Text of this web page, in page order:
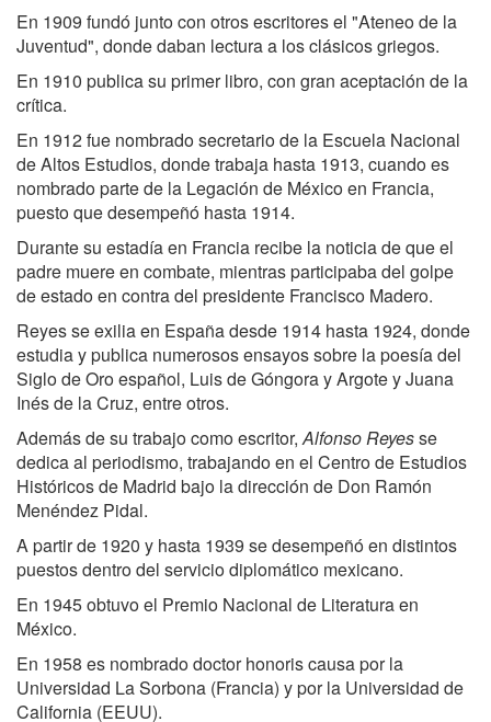
En 1909 fundó junto con otros escritores el "Ateneo de la
Juventud", donde daban lectura a los clásicos griegos.
En 1910 publica su primer libro, con gran aceptación de la
crítica.
En 1912 fue nombrado secretario de la Escuela Nacional
de Altos Estudios, donde trabaja hasta 1913, cuando es
nombrado parte de la Legación de México en Francia,
puesto que desempeñó hasta 1914.
Durante su estadía en Francia recibe la noticia de que el
padre muere en combate, mientras participaba del golpe
de estado en contra del presidente Francisco Madero.
Reyes se exilia en España desde 1914 hasta 1924, donde
estudia y publica numerosos ensayos sobre la poesía del
Siglo de Oro español, Luis de Góngora y Argote y Juana
Inés de la Cruz, entre otros.
Además de su trabajo como escritor,Alfonso Reyesse
dedica al periodismo, trabajando en el Centro de Estudios
Históricos de Madrid bajo la dirección de Don Ramón
Menéndez Pidal.
A partir de 1920 y hasta 1939 se desempeñó en distintos
puestos dentro del servicio diplomático mexicano.
En 1945 obtuvo el Premio Nacional de Literatura en
México.
En 1958 es nombrado doctor honoris causa por la
Universidad La Sorbona (Francia) y por la Universidad de
California (EEUU).